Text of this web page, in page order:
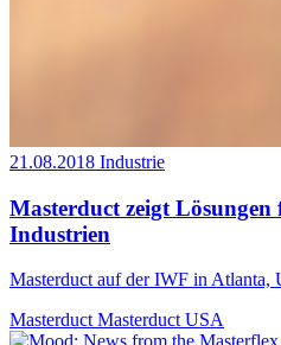
21.08.2018 Industrie
Masterduct zeigt
Industrien
Masterduct auf der IWF in Atlanta,
Masterduct Masterduct USA